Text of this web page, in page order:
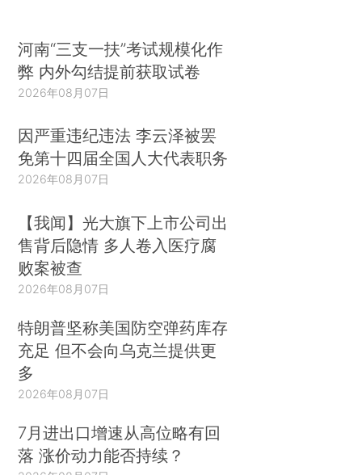
河南“三支一扶”考试规模化作
弊 内外勾结提前获取试卷
2026年08月07日
因严重违纪违法 李云泽被罢
免第十四届全国人大代表职务
2026年08月07日
【我闻】光大旗下上市公司出
售背后隐情 多人卷入医疗腐
败案被查
2026年08月07日
特朗普坚称美国防空弹药库存
充足 但不会向乌克兰提供更
多
2026年08月07日
7月进出口增速从高位略有回
落 涨价动力能否持续？